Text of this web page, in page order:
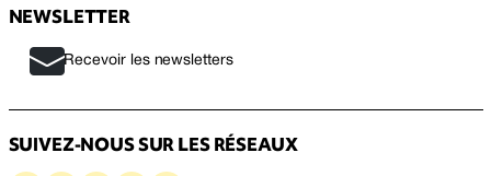
NEWSLETTER
Recevoir les newsletters
SUIVEZ-NOUS SUR LES RÉSEAUX